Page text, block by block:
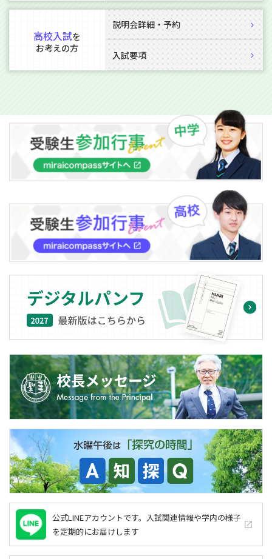
高校入試を
お考えの方
説明会詳細・予約
入試要項
公式LINEアカウントです。入試関連情報や学内の様子
を定期的にお届けします
launch